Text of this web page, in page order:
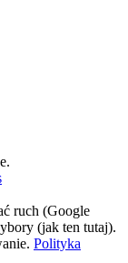
ruch (Google
(jak ten tutaj).
Polityka